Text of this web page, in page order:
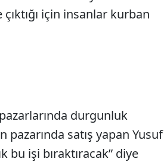
için insanlar kurban
durgunluk
satış yapan Yusuf
bu işi bıraktıracak” diye